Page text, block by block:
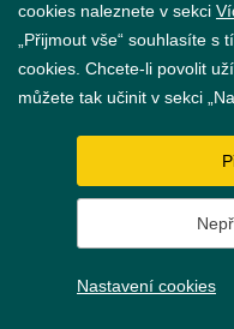
cookies naleznete v sekci
„Přijmout vše“ souhlasíte
cookies. Chcete-li povolit
můžete tak učinit v sekci
Nastavení cookies